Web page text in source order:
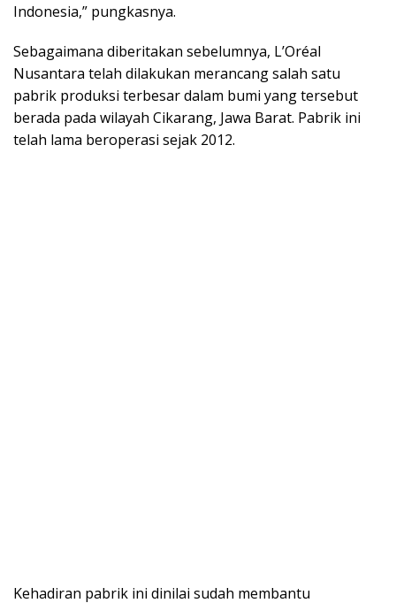
Indonesia,” pungkasnya.
Sebagaimana diberitakan sebelumnya, L’Oréal
Nusantara telah dilakukan merancang salah satu
pabrik produksi terbesar dalam bumi yang tersebut
berada pada wilayah Cikarang, Jawa Barat. Pabrik ini
telah lama beroperasi sejak 2012.
Kehadiran pabrik ini dinilai sudah membantu